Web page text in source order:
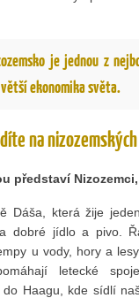
je jednou z
ekonomika světa.
na
představí
Dáša, která žije
dobré jídlo a pivo.
u vody, hory a
letecké
do Haagu, kde sídlí